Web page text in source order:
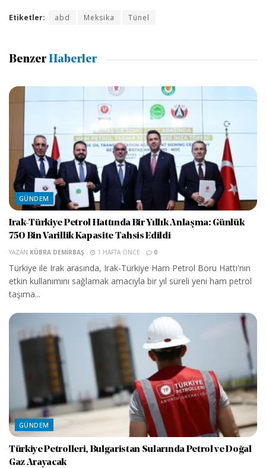
Etiketler: abd Meksika Tünel
Benzer Haberler
GÜNDEM
Irak-Türkiye Petrol Hattında Bir Yıllık Anlaşma: Günlük
750 Bin Varillik Kapasite Tahsis Edildi
YAZAN KÜBRA DEMIRBAŞ 1 HAFTA ÖNCE 0
Türkiye ile Irak arasında, Irak-Türkiye Ham Petrol Boru Hattı'nın
etkin kullanımını sağlamak amacıyla bir yıl süreli yeni ham petrol
taşıma...
GÜNDEM
Türkiye Petrolleri, Bulgaristan Sularında Petrol ve Doğal
Gaz Arayacak